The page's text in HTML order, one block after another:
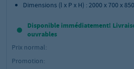
Dimensions (l x P x H) : 2000 x 700 x
Disponible immédiatement!
ouvrables
Prix normal:
Promotion: